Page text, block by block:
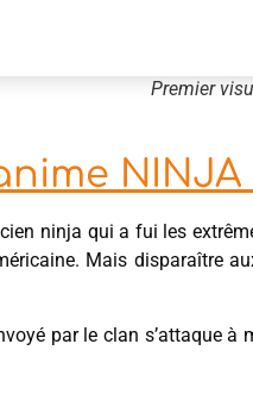
Premier
NINJA
ninja qui a fui les
Mais disparaître
par le clan s’attaque